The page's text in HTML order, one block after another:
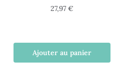
27,97€
Ajouter au panier